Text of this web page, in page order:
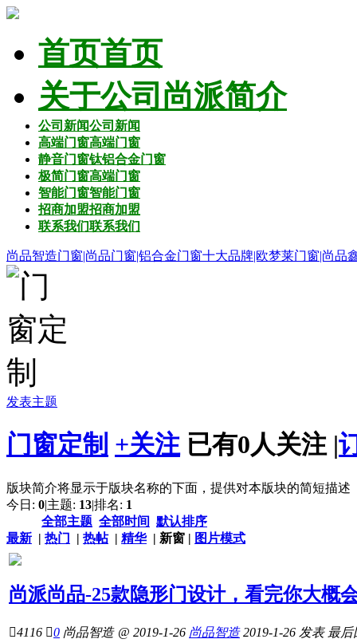
首页首页
关于公司 尚派简介
公司新闻公司新闻
高端门窗高端门窗
静音门窗钛铝合金门窗
极简门窗高端门窗
智能门窗智能门窗
招商加盟招商加盟
联系我们联系我们
尚品智造门窗|尚品门窗|铝合金门窗十大品牌|欧梦莱门窗|尚品
发表主题
门窗定制 +关注 已有0人关注 |
版块简介将显示于版块名称的下面，提供对本版块的简短描述
今日: 0|主题: 13|排名: 1
全部主题 全部时间 默认排序
最新 | 热门 | 热帖 | 精华 | 新窗 | 图片模式
尚派尚品-25款隐形门设计，看完你大概
4116 0 尚品智造 @ 2019-1-26 尚品智造 2019-1-26 发表 最